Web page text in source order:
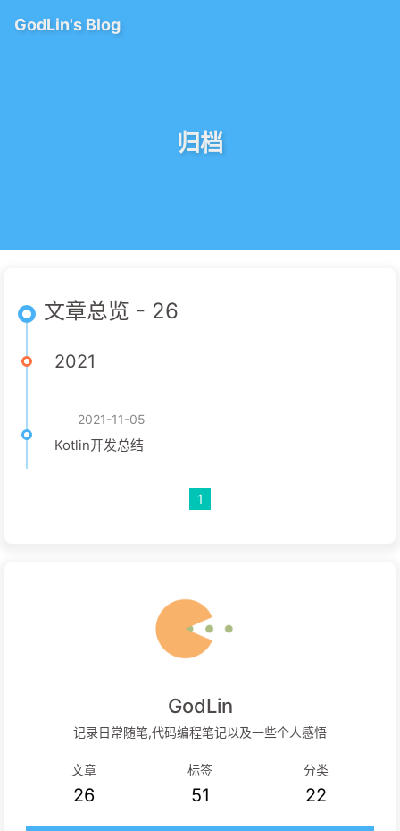
GodLin's Blog
归档
文章总览 - 26
2021
2021-11-05
Kotlin开发总结
1
GodLin
记录日常随笔,代码编程笔记以及一些个人感悟
文章
26
标签
51
分类
22